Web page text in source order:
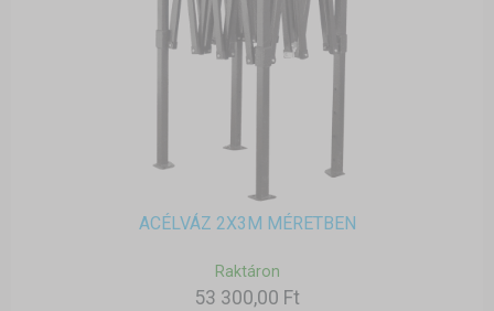
ACÉLVÁZ 2X3M MÉRETBEN
Raktáron
53 300,00 Ft